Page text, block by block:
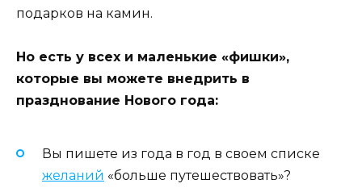
подарков на камин.
Но есть у всех и маленькие «фишки»,
которые вы можете внедрить в
празднование Нового года:
Вы пишете из года в год в своем списке
желаний «больше путешествовать»?